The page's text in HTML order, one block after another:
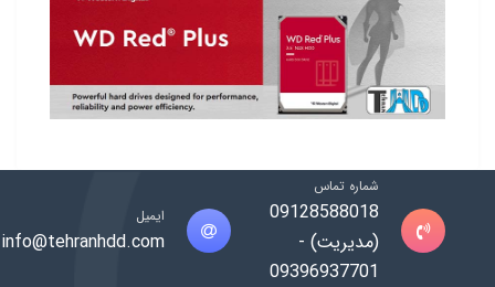
شماره تماس
09128588018
(مدیریت) -
09396937701
ایمیل
info@tehranhdd.com